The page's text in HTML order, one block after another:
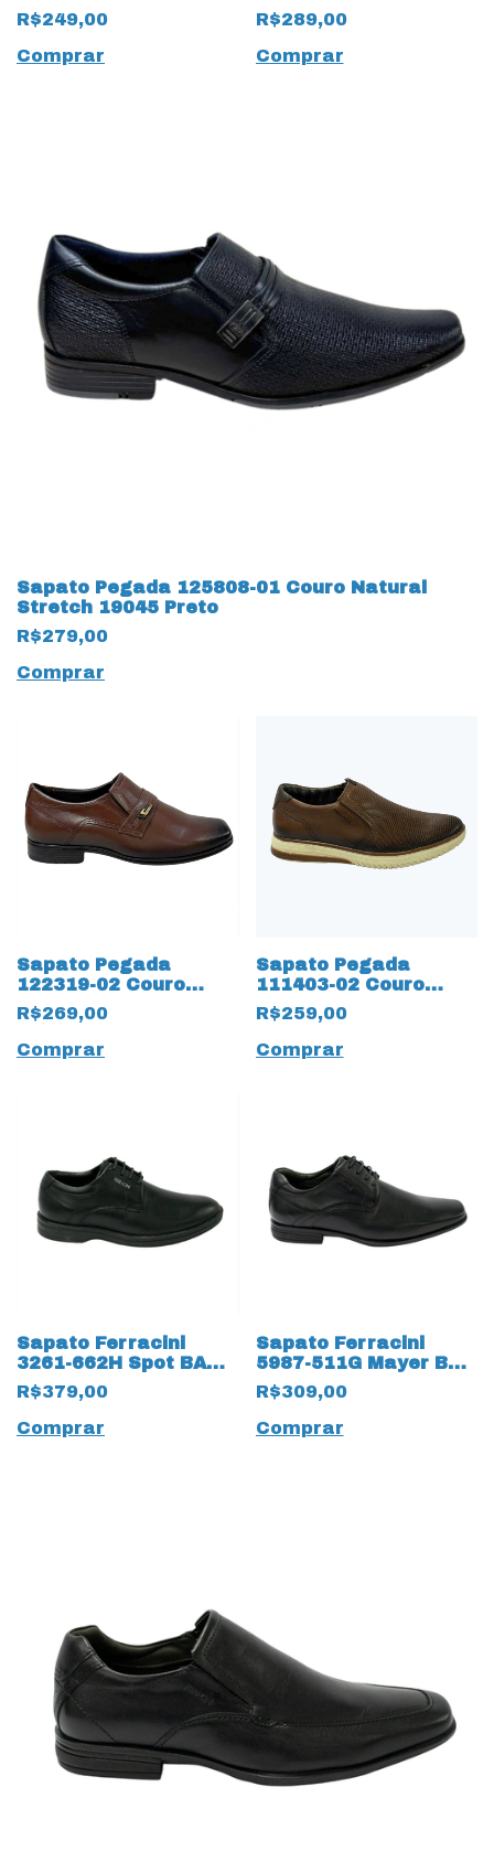
Anilina 17295 Preto
R$249,00
Comprar
Natural Stretch
19046 Preto
R$289,00
Comprar
Sapato Pegada 125808-01 Couro Natural
Stretch 19045 Preto
R$279,00
Comprar
Sapato Pegada
122319-02 Couro
Naural Mestiço 19043
Pinhão
R$269,00
Comprar
Sapato Pegada
111403-02 Couro
Natural Anilina 15893
Pinhão
R$259,00
Comprar
Sapato Ferracini
3261-662H Spot BA
Couro Legítimo com
cadarço 15519 Preto
R$379,00
Comprar
Sapato Ferracini
5987-511G Mayer BA
Couro Natural linha
24h 14100 Preto
R$309,00
Comprar